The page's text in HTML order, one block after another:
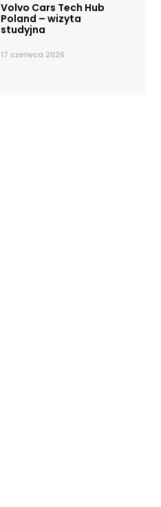
Volvo Cars Tech Hub
Poland – wizyta
studyjna
17 czerwca 2026